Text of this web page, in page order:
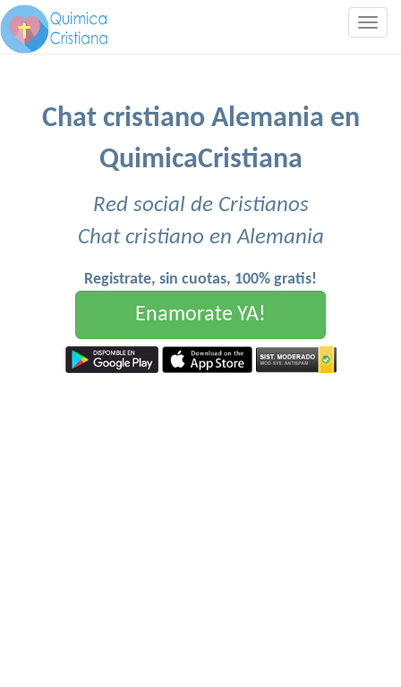
Chat cristiano Alemania en
QuimicaCristiana
Red social de Cristianos
Chat cristiano en Alemania
Registrate, sin cuotas, 100% gratis!
Enamorate YA!